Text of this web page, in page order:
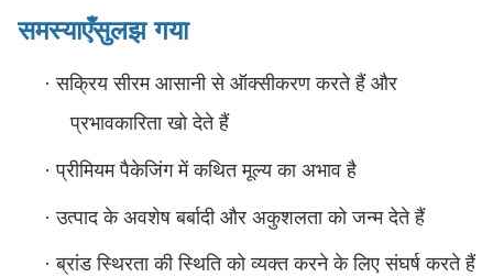
समस्याएँसुलझ गया
· सक्रिय सीरम आसानी से ऑक्सीकरण करते हैं और
प्रभावकारिता खो देते हैं
· प्रीमियम पैकेजिंग में कथित मूल्य का अभाव है
· उत्पाद के अवशेष बर्बादी और अकुशलता को जन्म देते हैं
· ब्रांड स्थिरता की स्थिति को व्यक्त करने के लिए संघर्ष करते हैं